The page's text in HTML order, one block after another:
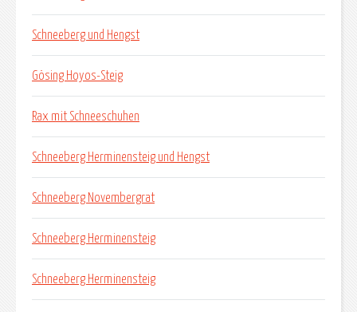
Schneeberg und Hengst
Gösing Hoyos-Steig
Rax mit Schneeschuhen
Schneeberg Herminensteig und Hengst
Schneeberg Novembergrat
Schneeberg Herminensteig
Schneeberg Herminensteig